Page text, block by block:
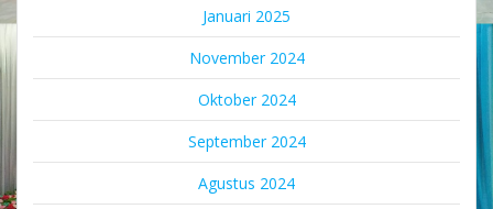
Januari 2025
November 2024
Oktober 2024
September 2024
Agustus 2024